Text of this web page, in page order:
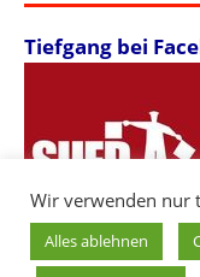
Tiefgang bei
Wir verwenden nur
Alles ablehnen